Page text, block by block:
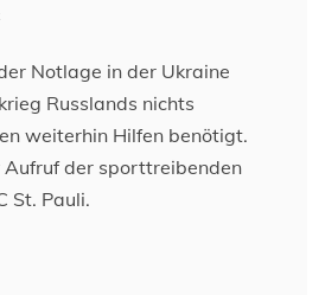
Notlage in der Ukraine
Russlands nichts
weiterhin Hilfen benötigt.
Aufruf der sporttreibenden
St. Pauli.